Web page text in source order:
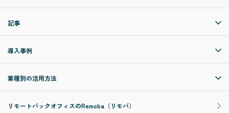
記事
導入事例
業種別の活用方法
リモートバックオフィスのRemoba（リモバ）